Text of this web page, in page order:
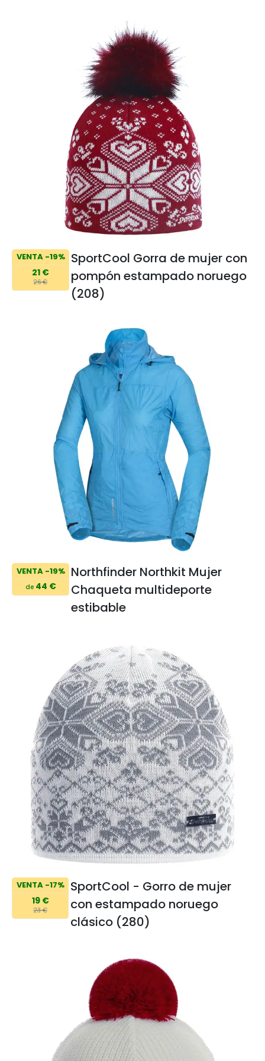
VENTA -19%
21 €
26 €
SportCool Gorra de mujer con
pompón estampado noruego
(208)
VENTA -19%
de44 €
Northfinder Northkit Mujer
Chaqueta multideporte
estibable
VENTA -17%
19 €
23 €
SportCool - Gorro de mujer
con estampado noruego
clásico (280)